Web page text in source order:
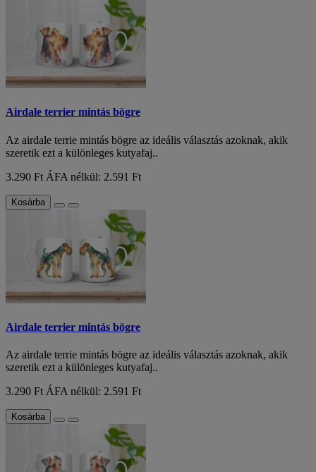
Airdale terrier mintás bögre
Az airdale terrie mintás bögre az ideális választás azoknak, akik
szeretik ezt a különleges kutyafaj..
3.290 Ft ÁFA nélkül: 2.591 Ft
Kosárba
Airdale terrier mintás bögre
Az airdale terrie mintás bögre az ideális választás azoknak, akik
szeretik ezt a különleges kutyafaj..
3.290 Ft ÁFA nélkül: 2.591 Ft
Kosárba